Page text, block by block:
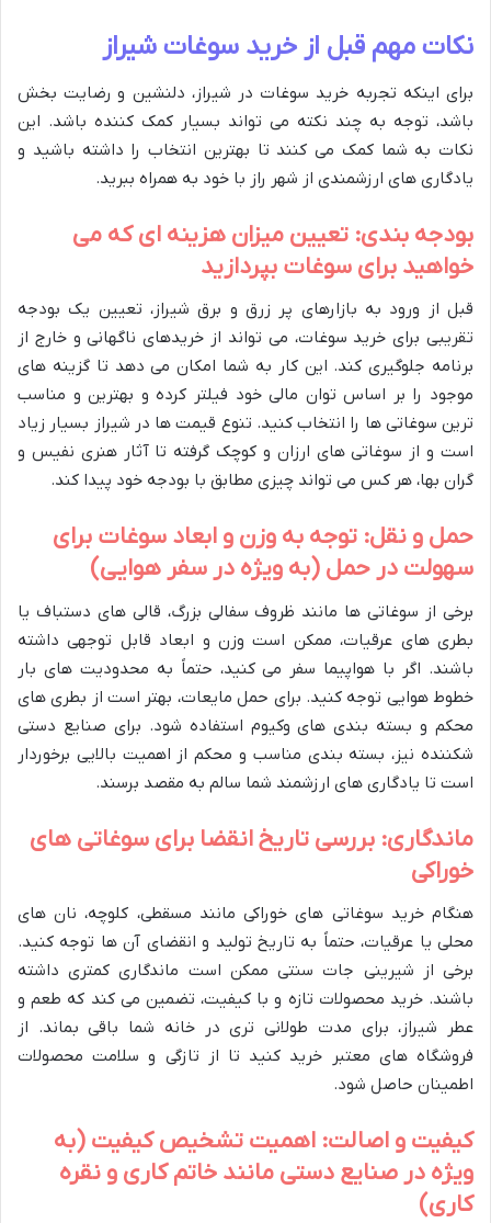
نکات مهم قبل از خرید سوغات شیراز
برای اینکه تجربه خرید سوغات در شیراز، دلنشین و رضایت بخش
باشد، توجه به چند نکته می تواند بسیار کمک کننده باشد. این
نکات به شما کمک می کنند تا بهترین انتخاب را داشته باشید و
یادگاری های ارزشمندی از شهر راز با خود به همراه ببرید.
بودجه بندی: تعیین میزان هزینه ای که می
خواهید برای سوغات بپردازید
قبل از ورود به بازارهای پر زرق و برق شیراز، تعیین یک بودجه
تقریبی برای خرید سوغات، می تواند از خریدهای ناگهانی و خارج از
برنامه جلوگیری کند. این کار به شما امکان می دهد تا گزینه های
موجود را بر اساس توان مالی خود فیلتر کرده و بهترین و مناسب
ترین سوغاتی ها را انتخاب کنید. تنوع قیمت ها در شیراز بسیار زیاد
است و از سوغاتی های ارزان و کوچک گرفته تا آثار هنری نفیس و
گران بها، هر کس می تواند چیزی مطابق با بودجه خود پیدا کند.
حمل و نقل: توجه به وزن و ابعاد سوغات برای
سهولت در حمل (به ویژه در سفر هوایی)
برخی از سوغاتی ها مانند ظروف سفالی بزرگ، قالی های دستباف یا
بطری های عرقیات، ممکن است وزن و ابعاد قابل توجهی داشته
باشند. اگر با هواپیما سفر می کنید، حتماً به محدودیت های بار
خطوط هوایی توجه کنید. برای حمل مایعات، بهتر است از بطری های
محکم و بسته بندی های وکیوم استفاده شود. برای صنایع دستی
شکننده نیز، بسته بندی مناسب و محکم از اهمیت بالایی برخوردار
است تا یادگاری های ارزشمند شما سالم به مقصد برسند.
ماندگاری: بررسی تاریخ انقضا برای سوغاتی های
خوراکی
هنگام خرید سوغاتی های خوراکی مانند مسقطی، کلوچه، نان های
محلی یا عرقیات، حتماً به تاریخ تولید و انقضای آن ها توجه کنید.
برخی از شیرینی جات سنتی ممکن است ماندگاری کمتری داشته
باشند. خرید محصولات تازه و با کیفیت، تضمین می کند که طعم و
عطر شیراز، برای مدت طولانی تری در خانه شما باقی بماند. از
فروشگاه های معتبر خرید کنید تا از تازگی و سلامت محصولات
اطمینان حاصل شود.
کیفیت و اصالت: اهمیت تشخیص کیفیت (به
ویژه در صنایع دستی مانند خاتم کاری و نقره
کاری)